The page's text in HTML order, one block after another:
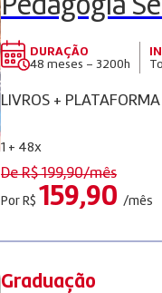
Pedagogia
DURAÇÃO
48 meses – 3200h
LIVROS +
1 + 48x
De R$199,90/mês
Por R$ 159,90 /mês
Graduação